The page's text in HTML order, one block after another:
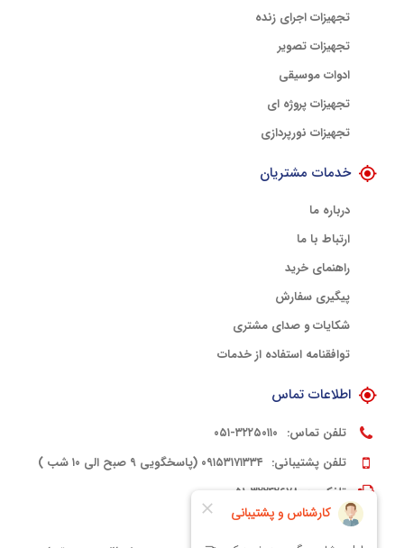
تجهیزات اجرای زنده
تجهیزات تصویر
ادوات موسیقی
تجهیزات پروژه ای
تجهیزات نورپردازی
خدمات مشتریان
درباره ما
ارتباط با ما
راهنمای خرید
پیگیری سفارش
شکایات و صدای مشتری
توافقنامه استفاده از خدمات
اطلاعات تماس
تلفن تماس: ۳۲۲۵۰۱۱۰-۰۵۱
تلفن پشتیبانی: ۰۹۱۵۳۱۷۱۳۳۴ (پاسخگویی ۹ صبح الی ۱۰ شب )
تلفکس:
۳۲۲۴۲۶۷۸-۰۵۱
کدپستی:
۹۱۳۳۳۹۴۵۶۱۵